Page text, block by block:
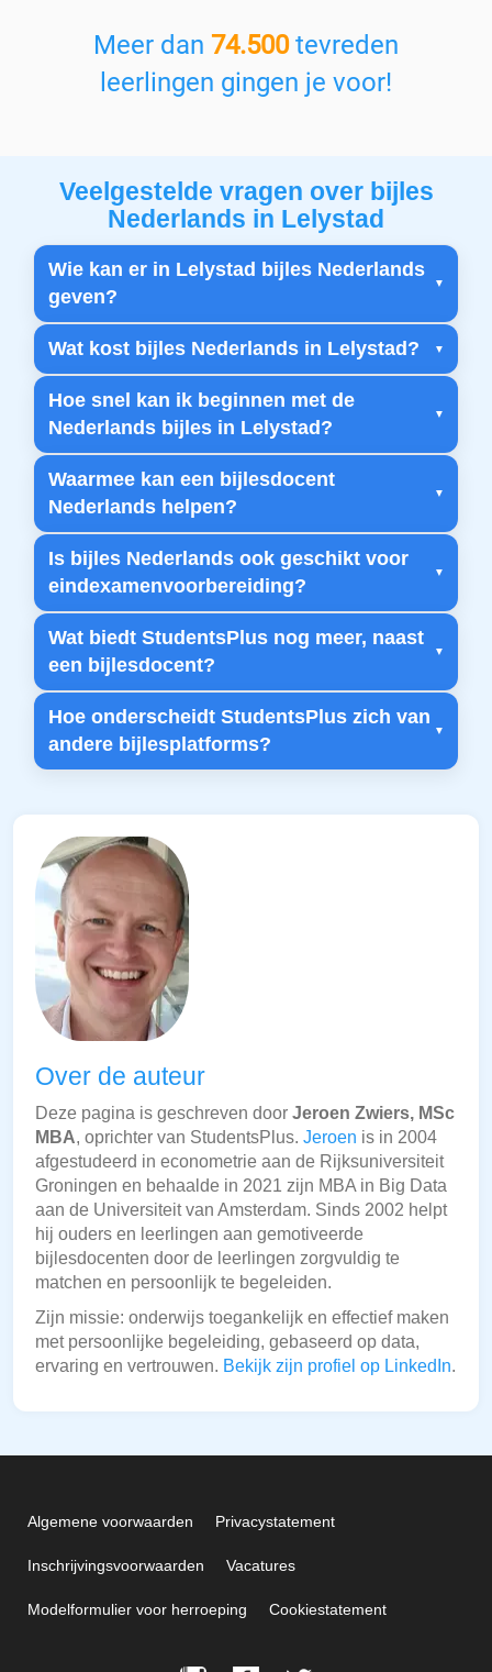
Meer dan 74.500tevreden
leerlingen gingen je voor!
Veelgestelde vragen over bijles
Nederlands in Lelystad
Wie kan er in Lelystad bijles Nederlands
geven?
Wat kost bijles Nederlands in Lelystad?
Hoe snel kan ik beginnen met de
Nederlands bijles in Lelystad?
Waarmee kan een bijlesdocent
Nederlands helpen?
Is bijles Nederlands ook geschikt voor
eindexamenvoorbereiding?
Wat biedt StudentsPlus nog meer, naast
een bijlesdocent?
Hoe onderscheidt StudentsPlus zich van
andere bijlesplatforms?
Over de auteur
Deze pagina is geschreven door Jeroen Zwiers, MSc
MBA, oprichter van StudentsPlus. Jeroen is in 2004
afgestudeerd in econometrie aan de Rijksuniversiteit
Groningen en behaalde in 2021 zijn MBA in Big Data
aan de Universiteit van Amsterdam. Sinds 2002 helpt
hij ouders en leerlingen aan gemotiveerde
bijlesdocenten door de leerlingen zorgvuldig te
matchen en persoonlijk te begeleiden.
Zijn missie: onderwijs toegankelijk en effectief maken
met persoonlijke begeleiding, gebaseerd op data,
ervaring en vertrouwen. Bekijk zijn profiel op LinkedIn.
Algemene voorwaarden Privacystatement
Inschrijvingsvoorwaarden Vacatures
Modelformulier voor herroeping Cookiestatement